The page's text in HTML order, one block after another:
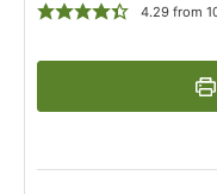
4.29from